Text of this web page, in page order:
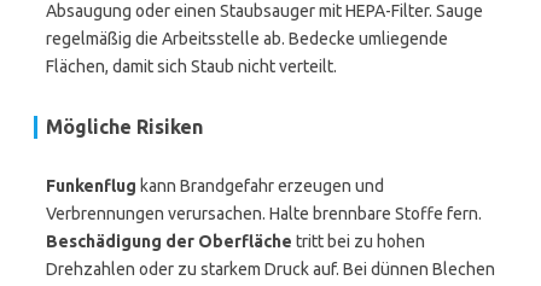
Absaugung oder einen Staubsauger mit HEPA-Filter. Sauge
regelmäßig die Arbeitsstelle ab. Bedecke umliegende
Flächen, damit sich Staub nicht verteilt.
Mögliche Risiken
Funkenflug kann Brandgefahr erzeugen und
Verbrennungen verursachen. Halte brennbare Stoffe fern.
Beschädigung der Oberfläche tritt bei zu hohen
Drehzahlen oder zu starkem Druck auf. Bei dünnen Blechen